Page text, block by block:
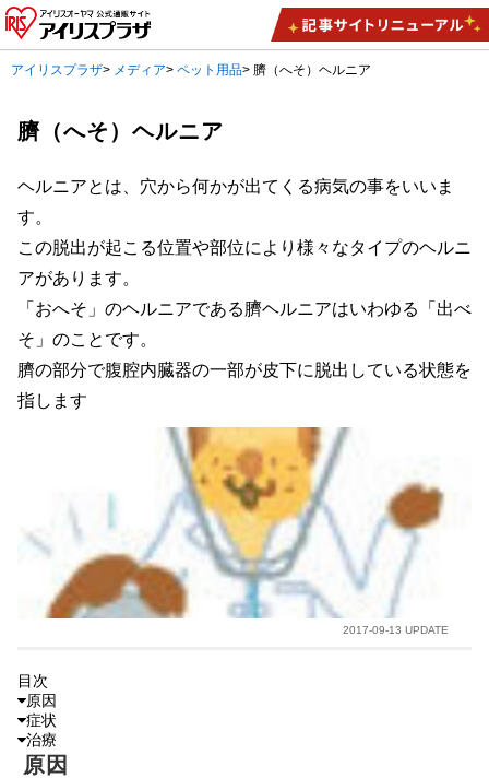
アイリスプラザ> メディア>ペット用品> 臍（へそ）ヘルニア
臍（へそ）ヘルニア
ヘルニアとは、穴から何かが出てくる病気の事をいいま
す。
この脱出が起こる位置や部位により様々なタイプのヘルニ
アがあります。
「おへそ」のヘルニアである臍ヘルニアはいわゆる「出べ
そ」のことです。
臍の部分で腹腔内臓器の一部が皮下に脱出している状態を
指します
2017-09-13 UPDATE
目次
原因
症状
治療
原因